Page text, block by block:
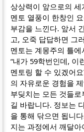
상상력이 앞으로의
멘토 열풍이 한창인
부감을 느낀다. 앞서
고, 오죽 답답하면 그
멘토는 계몽주의 틀
“내가 59학번인데, 이
멘토링 할 수 있겠어
의 자유로운 경험을
부딪치는 모든 것들
길 바랍니다. 정보는
을 통해 닦으면 됩니
지는 과정에서 깨달아